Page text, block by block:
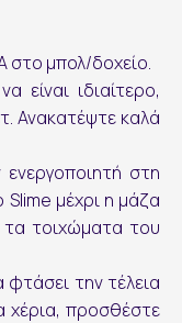
στο μπολ/δοχείο.
είναι ιδιαίτερο,
Ανακατέψτε καλά
στη
μέχρι η μάζα
τα τοιχώματα του
την τέλεια
χέρια, προσθέστε